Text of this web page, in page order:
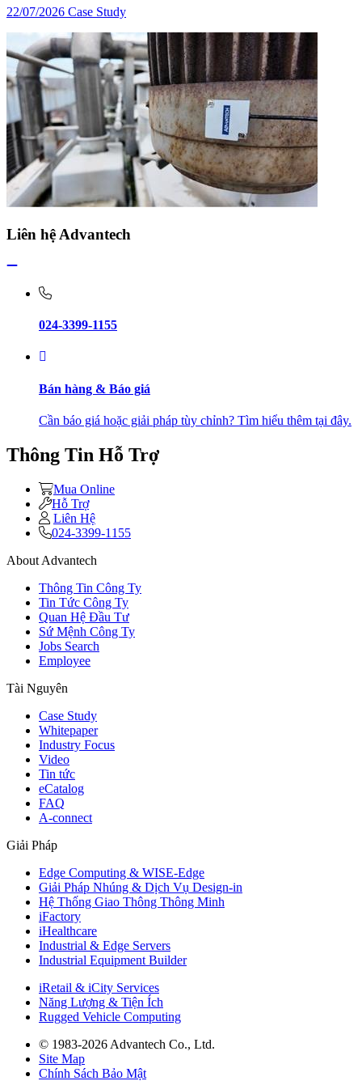
22/07/2026 Case Study
Liên hệ Advantech
024-3399-1155
Bán hàng & Báo giá
Cần báo giá hoặc giải pháp tùy chỉnh? Tìm hiểu thêm tại đây.
Thông Tin Hỗ Trợ
Mua Online
Hỗ Trợ
Liên Hệ
024-3399-1155
About Advantech
Thông Tin Công Ty
Tin Tức Công Ty
Quan Hệ Đầu Tư
Sứ Mệnh Công Ty
Jobs Search
Employee
Tài Nguyên
Case Study
Whitepaper
Industry Focus
Video
Tin tức
eCatalog
FAQ
A-connect
Giải Pháp
Edge Computing & WISE-Edge
Giải Pháp Nhúng & Dịch Vụ Design-in
Hệ Thống Giao Thông Thông Minh
iFactory
iHealthcare
Industrial & Edge Servers
Industrial Equipment Builder
iRetail & iCity Services
Năng Lượng & Tiện Ích
Rugged Vehicle Computing
© 1983-2026 Advantech Co., Ltd.
Site Map
Chính Sách Bảo Mật